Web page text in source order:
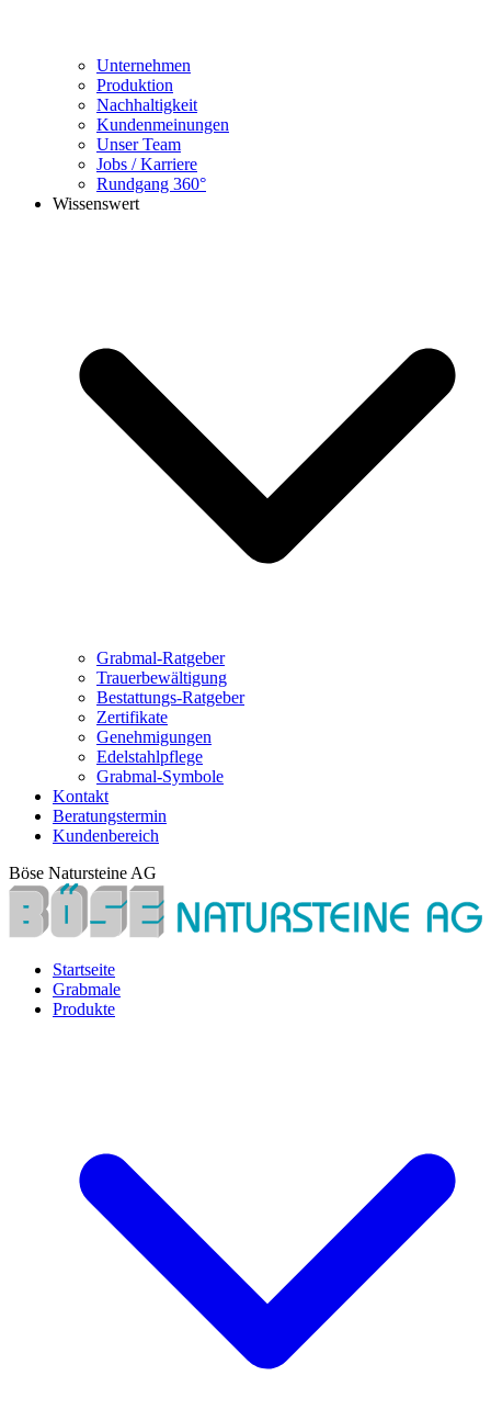
Unternehmen
Produktion
Nachhaltigkeit
Kundenmeinungen
Unser Team
Jobs / Karriere
Rundgang 360°
Wissenswert
Grabmal-Ratgeber
Trauerbewältigung
Bestattungs-Ratgeber
Zertifikate
Genehmigungen
Edelstahlpflege
Grabmal-Symbole
Kontakt
Beratungstermin
Kundenbereich
Böse Natursteine AG
Startseite
Grabmale
Produkte